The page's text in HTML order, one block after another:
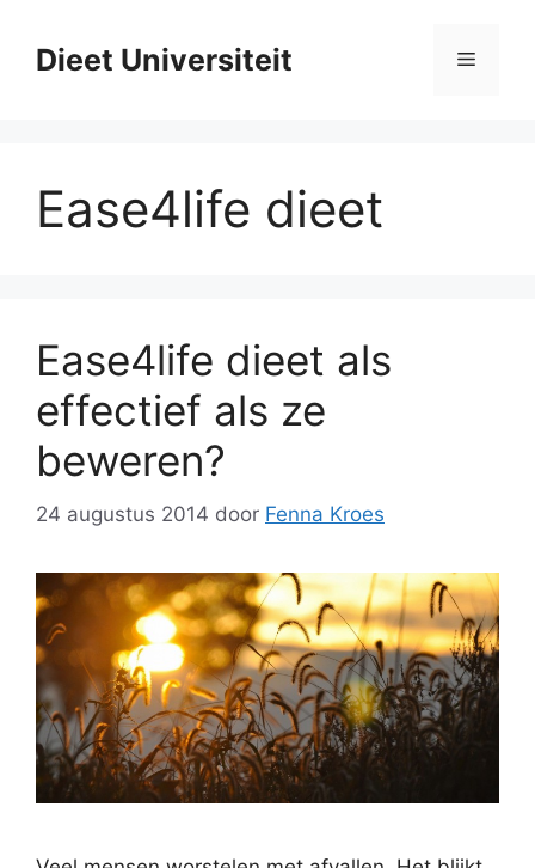
naarDieet Universiteit Menu
Ease4life dieet
Ease4life dieet als
effectief als ze
beweren?
24 augustus 2014 door Fenna Kroes